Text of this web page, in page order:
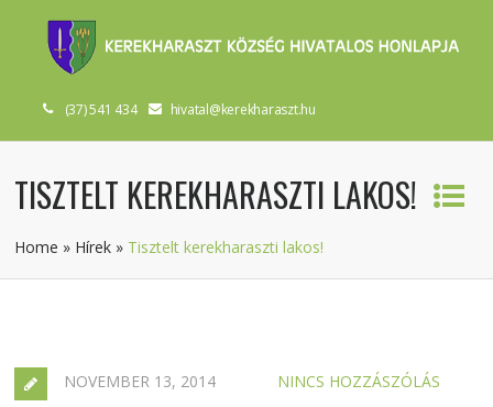
(37) 541 434 hivatal@kerekharaszt.hu
TISZTELT KEREKHARASZTI LAKOS!
Home » Hírek » Tisztelt kerekharaszti lakos!
NOVEMBER 13, 2014 NINCS HOZZÁSZÓLÁS